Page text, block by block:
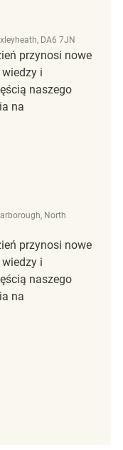
DA6 7JN
przynosi nowe
i
naszego
na
North
przynosi nowe
i
naszego
na